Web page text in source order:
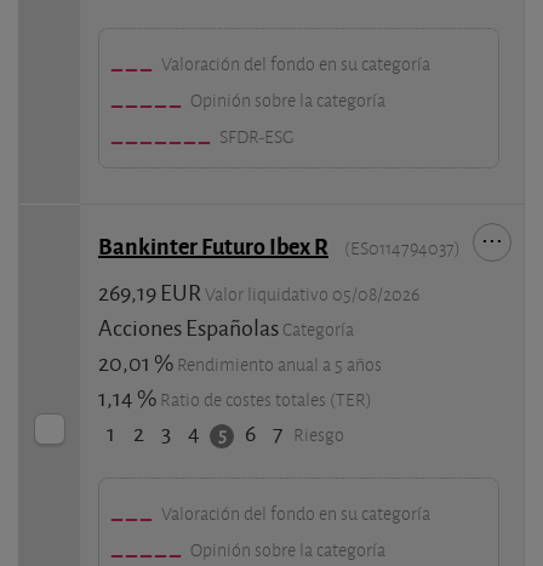
Valoración del fondo en su categoría
Opinión sobre la categoría
SFDR-ESG
Bankinter Futuro Ibex R (ES0114794037)
269,19 EUR Valor liquidativo 05/08/2026
Acciones Españolas Categoría
20,01 % Rendimiento anual a 5 años
1,14 % Ratio de costes totales (TER)
1 2 3 4 5 6 7 Riesgo
Valoración del fondo en su categoría
Opinión sobre la categoría